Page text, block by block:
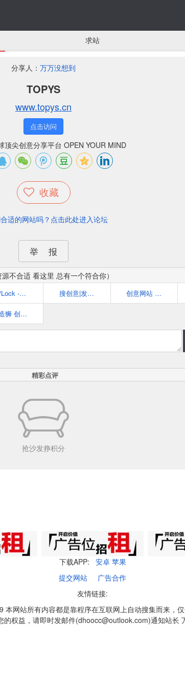
求站
分享人： 万万没想到
TOPYS
www.topys.cn
点击访问
顶尖创意分享平台 OPEN YOUR MIND
收藏
适的网站吗？点击此处进入论坛
举 报
源不合适 看这里 总有一个符合你）
PPLock - 分享关于美的一切 搜创意|发现和分享生活中的创意 创意网站 | 有趣的网站 | 有意思的网站 - 多新奇
创造狮 创意工作者导航
精彩点评
抢沙发挣积分
下载APP: 安卓 苹果
提交网站
广告合作
友情链接:
网站所有内容都是靠程序在互联网上自动搜集而来，仅
的权益，请即时发邮件(dhoocc@outlook.com)通知站长